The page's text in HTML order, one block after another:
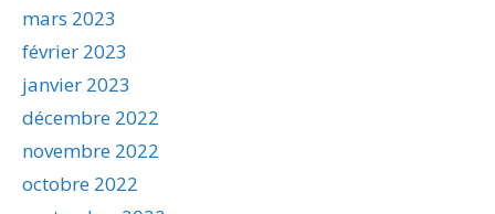
mars 2023
février 2023
janvier 2023
décembre 2022
novembre 2022
octobre 2022